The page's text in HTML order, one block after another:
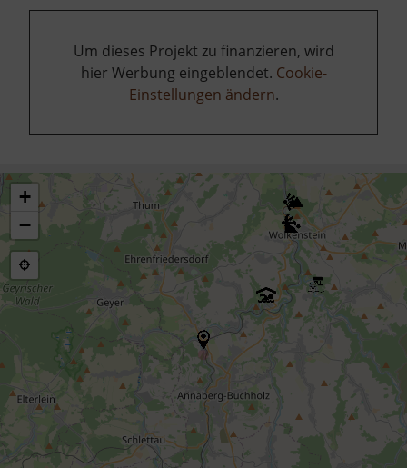
Um dieses Projekt zu finanzieren, wird
hier Werbung eingeblendet. Cookie-
Einstellungen ändern.
+
−